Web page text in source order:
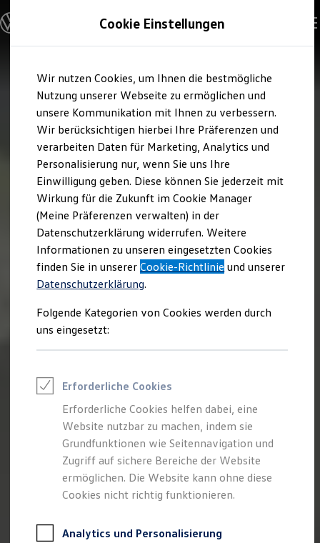
Hauptinhalt
springen
Footer
springen
Modelle & Konfigurator
Nutzfahrzeugkategorien entdecken
Modelle konfigurieren
Vorgängermodelle und Oldtimer
Vorgängermodelle
Oldtimer
Bulli Historie
Branchenlösungen & Gewerbekunden
Umbaulösungen und Hersteller finden
Auf- und Umbauten entdecken & konfigurieren
Groß- und Sonderkunden
Großkunden
Kommunen & Behörden
Journalisten
Sportvereine
Branchenlösungen
Bau & Handwerk
Gewerbliche Personenbeförderung
Service & mobile Werkstätten
Kurier, Logistik & Handel
Feuerwehr
Rettungsdienste
ONE Business ID Vorteile
Fahrzeugsuche & Marktplatz
Digitaler Marktplatz
Kauf & Finanzierung
Online-Fahrzeugbewertung
Aktionen & Angebote
E-Auto-Förderung
Für Privatkunden
Für Gewerbekunden
Profi Paket
TopDeal
Zertifizierte Gebrauchtwagen
Cookie Einstellungen
Wir nutzen Cookies, um Ihnen die bestmögliche
Nutzung unserer Webseite zu ermöglichen und
unsere Kommunikation mit Ihnen zu verbessern.
Wir berücksichtigen hierbei Ihre Präferenzen und
verarbeiten Daten für Marketing, Analytics und
Personalisierung nur, wenn Sie uns Ihre
Einwilligung geben. Diese können Sie jederzeit mit
Wirkung für die Zukunft im Cookie Manager
(Meine Präferenzen verwalten) in der
Datenschutzerklärung widerrufen. Weitere
Informationen zu unseren eingesetzten Cookies
finden Sie in unsererCookie-Richtlinie und unserer
Datenschutzerklärung.
Folgende Kategorien von Cookies werden durch
uns eingesetzt:
Erforderliche Cookies
Erforderliche Cookies helfen dabei, eine
Website nutzbar zu machen, indem sie
Grundfunktionen wie Seitennavigation und
Zugriff auf sichere Bereiche der Website
ermöglichen. Die Website kann ohne diese
Cookies nicht richtig funktionieren.
Analytics und Personalisierung